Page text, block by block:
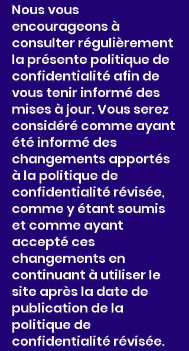
Nous vous
encourageons à
consulter régulièrement
la présente politique de
confidentialité afin de
vous tenir informé des
mises à jour. Vous serez
considéré comme ayant
été informé des
changements apportés
à la politique de
confidentialité révisée,
comme y étant soumis
et comme ayant
accepté ces
changements en
continuant à utiliser le
site après la date de
publication de la
politique de
confidentialité révisée.